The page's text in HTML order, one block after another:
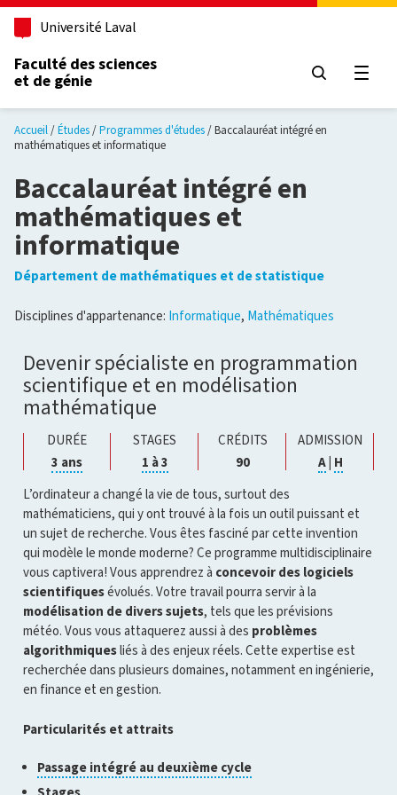
Aller au contenu principal
Université Laval
Faculté des sciences
et de génie
Accueil Études Programmes d'études
Baccalauréat intégré en
mathématiques et informatique
Baccalauréat intégré en
mathématiques et
informatique
Département de mathématiques et de statistique
Disciplines d'appartenance: Informatique, Mathématiques
Devenir spécialiste en programmation
scientifique et en modélisation
mathématique
DURÉE
3 ansCliquer
pour
ouvrir
l'infobulle
STAGES
1 à 3Cliquer
pour
ouvrir
l'infobulle
CRÉDITS
90
ADMISSION
ACliquer
pour
l'infobulle
HCliquer
pour
L’ordinateur a changé la vie de tous, surtout des
mathématiciens, qui y ont trouvé à la fois un outil puissant et
un sujet de recherche. Vous êtes fasciné par cette invention
qui modèle le monde moderne? Ce programme multidisciplinaire
vous captivera! Vous apprendrez à concevoir des logiciels
scientifiquesévolués. Votre travail pourra servir à la
modélisation de divers sujets, tels que les prévisions
météo. Vous vous attaquerez aussi à des problèmes
algorithmiquesliés à des enjeux réels. Cette expertise est
recherchée dans plusieurs domaines, notamment en ingénierie,
en finance et en gestion.
Particularités et attraits
Passage intégré au deuxième cycleCliquer
Cliquer